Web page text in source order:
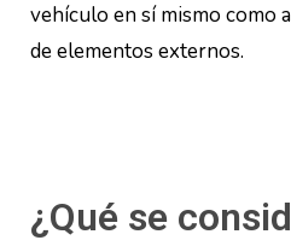
vehículo en sí mismo como
de elementos externos.
¿Qué se